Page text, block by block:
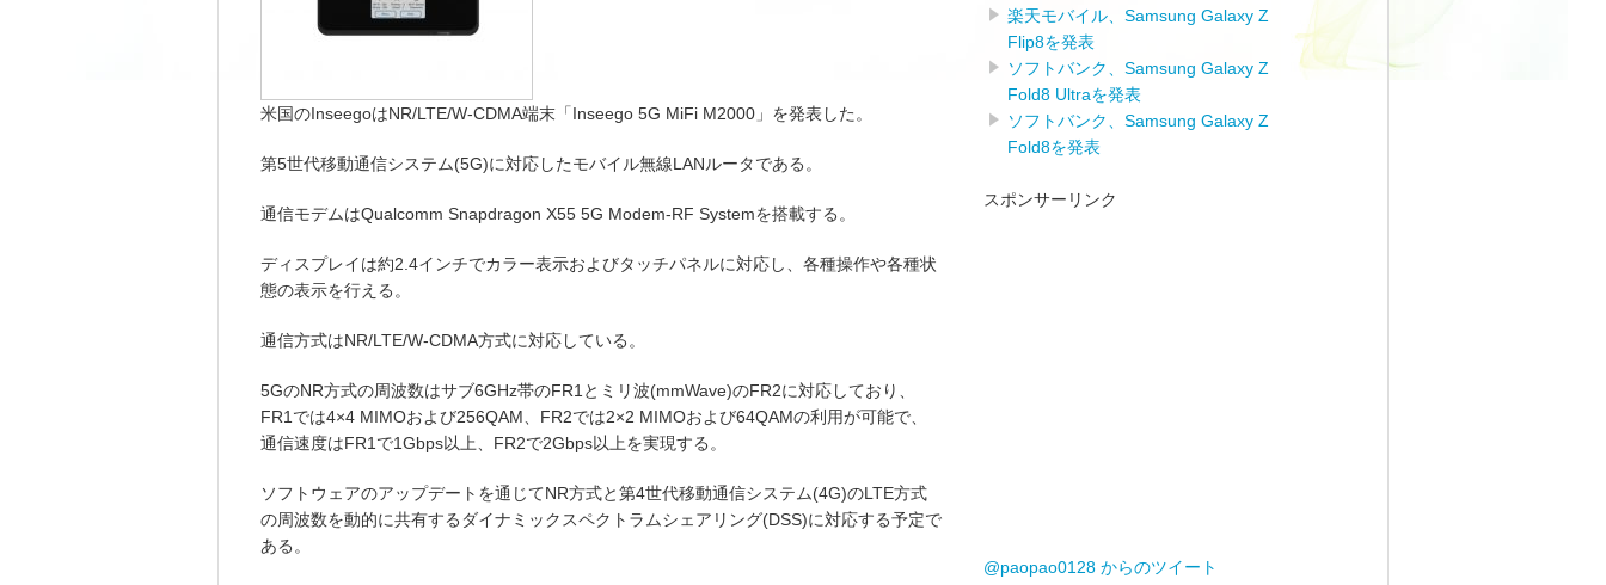
米国のInseegoはNR/LTE/W-CDMA端末「Inseego 5G MiFi M2000」を発表した。
第5世代移動通信システム(5G)に対応したモバイル無線LANルータである。
通信モデムはQualcomm Snapdragon X55 5G Modem-RF Systemを搭載する。
ディスプレイは約2.4インチでカラー表示およびタッチパネルに対応し、各種操作や各種状
態の表示を行える。
通信方式はNR/LTE/W-CDMA方式に対応している。
5GのNR方式の周波数はサブ6GHz帯のFR1とミリ波(mmWave)のFR2に対応しており、
FR1では4×4 MIMOおよび256QAM、FR2では2×2 MIMOおよび64QAMの利用が可能で、
通信速度はFR1で1Gbps以上、FR2で2Gbps以上を実現する。
ソフトウェアのアップデートを通じてNR方式と第4世代移動通信システム(4G)のLTE方式
の周波数を動的に共有するダイナミックスペクトラムシェアリング(DSS)に対応する予定で
ある。
楽天モバイル、Samsung Galaxy Z
Flip8を発表
ソフトバンク、Samsung Galaxy Z
Fold8 Ultraを発表
ソフトバンク、Samsung Galaxy Z
Fold8を発表
スポンサーリンク
@paopao0128 からのツイート